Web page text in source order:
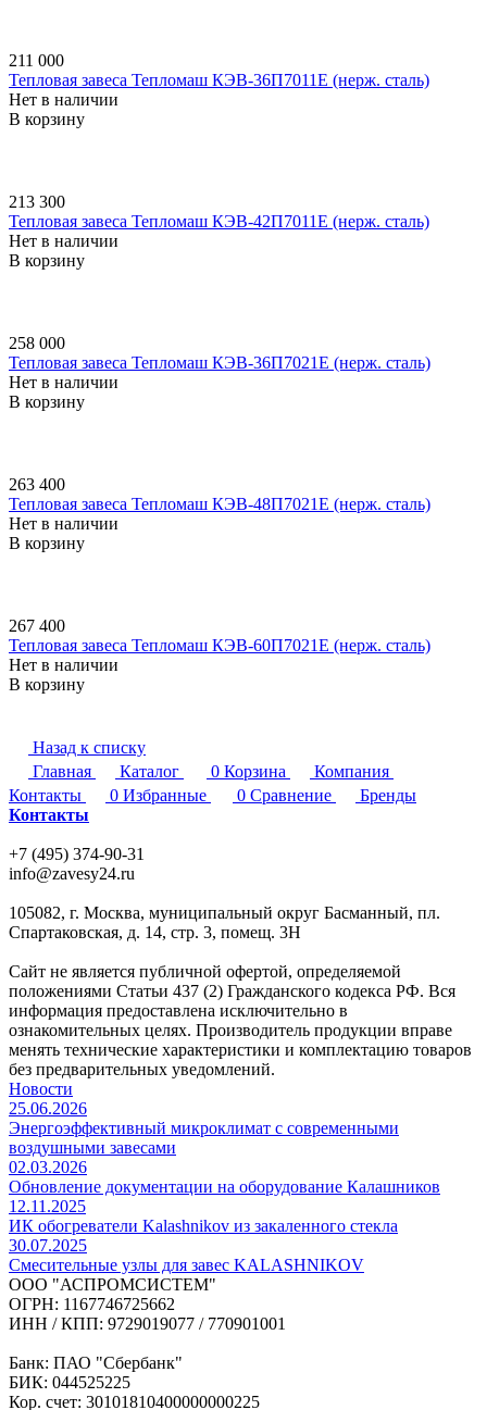
211 000
Тепловая завеса Тепломаш КЭВ-36П7011E (нерж. сталь)
Нет в наличии
В корзину
213 300
Тепловая завеса Тепломаш КЭВ-42П7011E (нерж. сталь)
Нет в наличии
В корзину
258 000
Тепловая завеса Тепломаш КЭВ-36П7021E (нерж. сталь)
Нет в наличии
В корзину
263 400
Тепловая завеса Тепломаш КЭВ-48П7021E (нерж. сталь)
Нет в наличии
В корзину
267 400
Тепловая завеса Тепломаш КЭВ-60П7021E (нерж. сталь)
Нет в наличии
В корзину
Назад к списку
Главная
Каталог 0 Корзина
Компания
Контакты
0 Избранные 0 Сравнение
Бренды
Контакты
+7 (495) 374-90-31
info@zavesy24.ru
105082, г. Москва, муниципальный округ Басманный, пл.
Спартаковская, д. 14, стр. 3, помещ. 3Н
Сайт не является публичной офертой, определяемой
положениями Статьи 437 (2) Гражданского кодекса РФ. Вся
информация предоставлена исключительно в
ознакомительных целях. Производитель продукции вправе
менять технические характеристики и комплектацию товаров
без предварительных уведомлений.
Новости
25.06.2026
Энергоэффективный микроклимат с современными
воздушными завесами
02.03.2026
Обновление документации на оборудование Калашников
12.11.2025
ИК обогреватели Kalashnikov из закаленного стекла
30.07.2025
Cмесительные узлы для завес KALASHNIKOV
ООО "АСПРОМСИСТЕМ"
ОГРН: 1167746725662
ИНН / КПП: 9729019077 / 770901001
Банк: ПАО "Сбербанк"
БИК: 044525225
Кор. счет: 30101810400000000225